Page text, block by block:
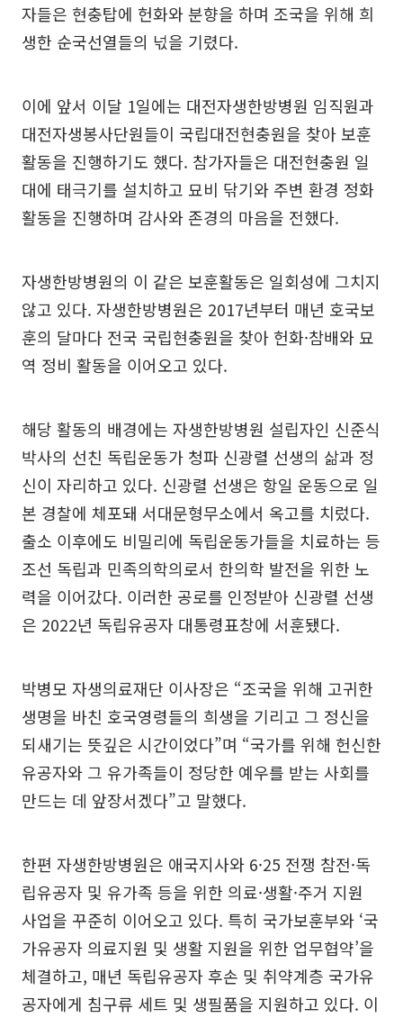
자들은 현충탑에 헌화와 분향을 하며 조국을 위해 희
생한 순국선열들의 넋을 기렸다.
이에 앞서 이달 1일에는 대전자생한방병원 임직원과
대전자생봉사단원들이 국립대전현충원을 찾아 보훈
활동을 진행하기도 했다. 참가자들은 대전현충원 일
대에 태극기를 설치하고 묘비 닦기와 주변 환경 정화
활동을 진행하며 감사와 존경의 마음을 전했다.
자생한방병원의 이 같은 보훈활동은 일회성에 그치지
않고 있다. 자생한방병원은 2017년부터 매년 호국보
훈의 달마다 전국 국립현충원을 찾아 헌화·참배와 묘
역 정비 활동을 이어오고 있다.
해당 활동의 배경에는 자생한방병원 설립자인 신준식
박사의 선친 독립운동가 청파 신광렬 선생의 삶과 정
신이 자리하고 있다. 신광렬 선생은 항일 운동으로 일
본 경찰에 체포돼 서대문형무소에서 옥고를 치렀다.
출소 이후에도 비밀리에 독립운동가들을 치료하는 등
조선 독립과 민족의학의로서 한의학 발전을 위한 노
력을 이어갔다. 이러한 공로를 인정받아 신광렬 선생
은 2022년 독립유공자 대통령표창에 서훈됐다.
박병모 자생의료재단 이사장은 “조국을 위해 고귀한
생명을 바친 호국영령들의 희생을 기리고 그 정신을
되새기는 뜻깊은 시간이었다”며 “국가를 위해 헌신한
유공자와 그 유가족들이 정당한 예우를 받는 사회를
만드는 데 앞장서겠다”고 말했다.
한편 자생한방병원은 애국지사와 6·25 전쟁 참전·독
립유공자 및 유가족 등을 위한 의료·생활·주거 지원
사업을 꾸준히 이어오고 있다. 특히 국가보훈부와 ‘국
가유공자 의료지원 및 생활 지원을 위한 업무협약’을
체결하고, 매년 독립유공자 후손 및 취약계층 국가유
공자에게 침구류 세트 및 생필품을 지원하고 있다. 이